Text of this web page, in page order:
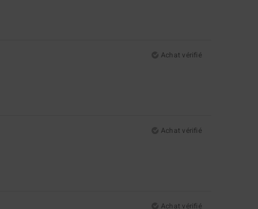
Achat vérifié
Achat vérifié
Achat vérifié